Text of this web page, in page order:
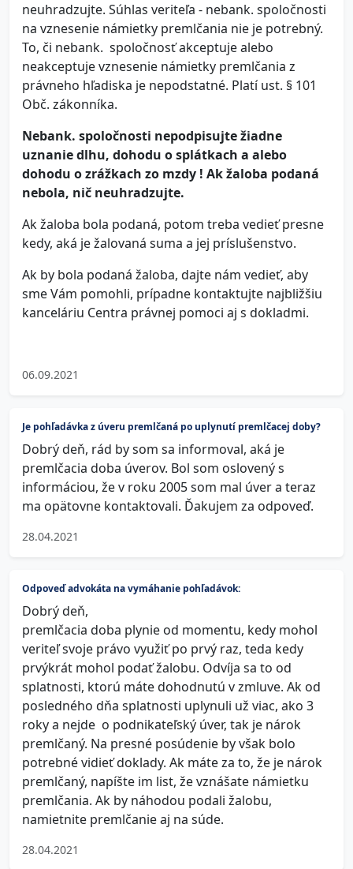
neuhradzujte. Súhlas veriteľa - nebank. spoločnosti
na vznesenie námietky premlčania nie je potrebný.
To, či nebank. spoločnosť akceptuje alebo
neakceptuje vznesenie námietky premlčania z
právneho hľadiska je nepodstatné. Platí ust. § 101
Obč. zákonníka.
Nebank. spoločnosti nepodpisujte žiadne
uznanie dlhu, dohodu o splátkach a alebo
dohodu o zrážkach zo mzdy ! Ak žaloba podaná
nebola, nič neuhradzujte.
Ak žaloba bola podaná, potom treba vedieť presne
kedy, aká je žalovaná suma a jej príslušenstvo.
Ak by bola podaná žaloba, dajte nám vedieť, aby
sme Vám pomohli, prípadne kontaktujte najbližšiu
kanceláriu Centra právnej pomoci aj s dokladmi.
06.09.2021
Je pohľadávka z úveru premlčaná po uplynutí premlčacej doby?
Dobrý deň, rád by som sa informoval, aká je
premlčacia doba úverov. Bol som oslovený s
informáciou, že v roku 2005 som mal úver a teraz
ma opätovne kontaktovali. Ďakujem za odpoveď.
28.04.2021
Odpoveď advokáta na vymáhanie pohľadávok:
Dobrý deň,
premlčacia doba plynie od momentu, kedy mohol
veriteľ svoje právo využiť po prvý raz, teda kedy
prvýkrát mohol podať žalobu. Odvíja sa to od
splatnosti, ktorú máte dohodnutú v zmluve. Ak od
posledného dňa splatnosti uplynuli už viac, ako 3
roky a nejde o podnikateľský úver, tak je nárok
premlčaný. Na presné posúdenie by však bolo
potrebné vidieť doklady. Ak máte za to, že je nárok
premlčaný, napíšte im list, že vznášate námietku
premlčania. Ak by náhodou podali žalobu,
namietnite premlčanie aj na súde.
28.04.2021